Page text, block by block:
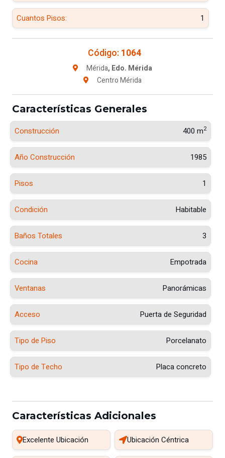
Cuantos Pisos: 1
Código: 1064
Mérida, Edo. Mérida
Centro Mérida
Características Generales
Construcción 400 m2
Año Construcción 1985
Pisos 1
Condición Habitable
Baños Totales 3
Cocina Empotrada
Ventanas Panorámicas
Acceso Puerta de Seguridad
Tipo de Piso Porcelanato
Tipo de Techo Placa concreto
Características Adicionales
Excelente Ubicación Ubicación Céntrica